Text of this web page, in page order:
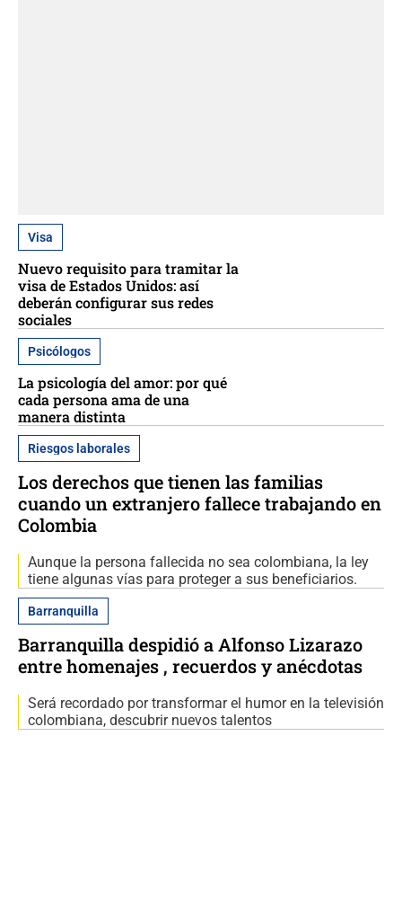
Visa
Nuevo requisito para tramitar la
visa de Estados Unidos: así
deberán configurar sus redes
sociales
Psicólogos
La psicología del amor: por qué
cada persona ama de una
manera distinta
Riesgos laborales
Los derechos que tienen las familias
cuando un extranjero fallece trabajando en
Colombia
Aunque la persona fallecida no sea colombiana, la ley
tiene algunas vías para proteger a sus beneficiarios.
Barranquilla
Barranquilla despidió a Alfonso Lizarazo
entre homenajes , recuerdos y anécdotas
Será recordado por transformar el humor en la televisión
colombiana, descubrir nuevos talentos